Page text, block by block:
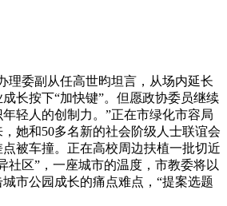
委副从任高世昀坦言，从场内延长
长按下“加快键”。但愿政协委员继续
轻人的创制力。”正在市绿化市容局
她和50多名新的社会阶级人士联谊会
被车撞。正在高校周边扶植一批切近
社区”，一座城市的温度，市教委将以
市公园成长的痛点难点，“提案选题